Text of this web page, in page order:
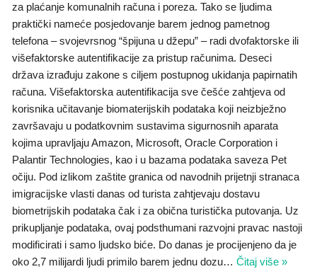
za plaćanje komunalnih računa i poreza. Tako se ljudima
praktički nameće posjedovanje barem jednog pametnog
telefona – svojevrsnog “špijuna u džepu” – radi dvofaktorske ili
višefaktorske autentifikacije za pristup računima. Deseci
država izrađuju zakone s ciljem postupnog ukidanja papirnatih
računa. Višefaktorska autentifikacija sve češće zahtjeva od
korisnika učitavanje biomaterijskih podataka koji neizbježno
završavaju u podatkovnim sustavima sigurnosnih aparata
kojima upravljaju Amazon, Microsoft, Oracle Corporation i
Palantir Technologies, kao i u bazama podataka saveza Pet
očiju. Pod izlikom zaštite granica od navodnih prijetnji stranaca
imigracijske vlasti danas od turista zahtjevaju dostavu
biometrijskih podataka čak i za obična turistička putovanja. Uz
prikupljanje podataka, ovaj podsthumani razvojni pravac nastoji
modificirati i samo ljudsko biće. Do danas je procijenjeno da je
oko 2,7 milijardi ljudi primilo barem jednu dozu… Čitaj više »